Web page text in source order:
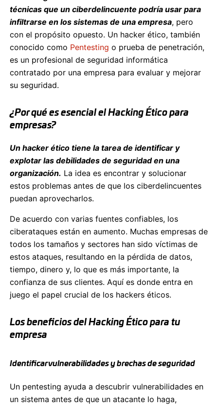
técnicas que un ciberdelincuente podría usar para
infiltrarse en los sistemas de una empresa, pero
con el propósito opuesto. Un hacker ético, también
conocido como Pentesting o prueba de penetración,
es un profesional de seguridad informática
contratado por una empresa para evaluar y mejorar
su seguridad.
¿Por qué es esencial el Hacking Ético para
empresas?
Un hacker ético tiene la tarea de identificar y
explotar las debilidades de seguridad en una
organización. La idea es encontrar y solucionar
estos problemas antes de que los ciberdelincuentes
puedan aprovecharlos.
De acuerdo con varias fuentes confiables, los
ciberataques están en aumento. Muchas empresas de
todos los tamaños y sectores han sido víctimas de
estos ataques, resultando en la pérdida de datos,
tiempo, dinero y, lo que es más importante, la
confianza de sus clientes. Aquí es donde entra en
juego el papel crucial de los hackers éticos.
Los beneficios del Hacking Ético para tu
empresa
Identificar vulnerabilidades y brechas de seguridad
Un pentesting ayuda a descubrir vulnerabilidades en
un sistema antes de que un atacante lo haga,